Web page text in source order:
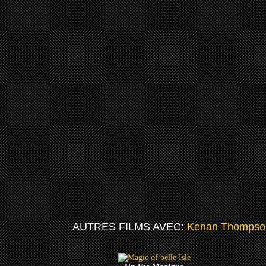
AUTRES FILMS AVEC:Kenan